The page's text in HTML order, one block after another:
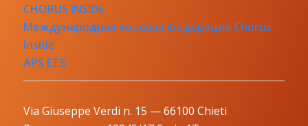
CHORUS INSIDE
Международная хоровая федерация Chorus
Inside
APS ETS
Via Giuseppe Verdi n. 15 — 66100 Chieti